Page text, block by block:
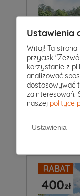
Pokoje 3 |
Projekt domu
83 m2
Ustawienia
Witaj! Ta strona
przycisk
korzystanie z
analizować
dostosowywać
zainteresowań.
naszej polityce
Ustawienia